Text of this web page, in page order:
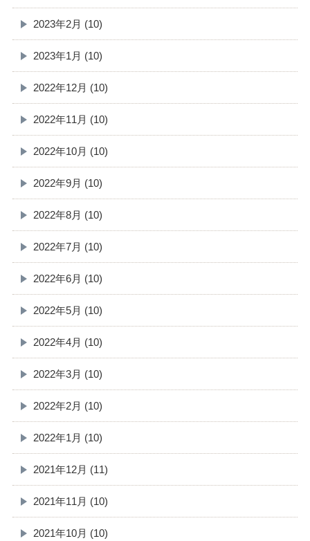
2023年2月 (10)
2023年1月 (10)
2022年12月 (10)
2022年11月 (10)
2022年10月 (10)
2022年9月 (10)
2022年8月 (10)
2022年7月 (10)
2022年6月 (10)
2022年5月 (10)
2022年4月 (10)
2022年3月 (10)
2022年2月 (10)
2022年1月 (10)
2021年12月 (11)
2021年11月 (10)
2021年10月 (10)